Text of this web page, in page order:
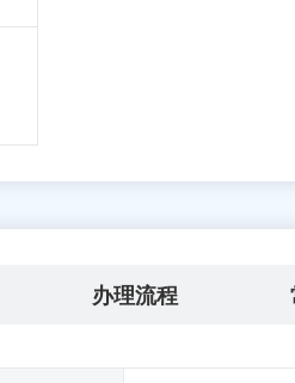
办理流程